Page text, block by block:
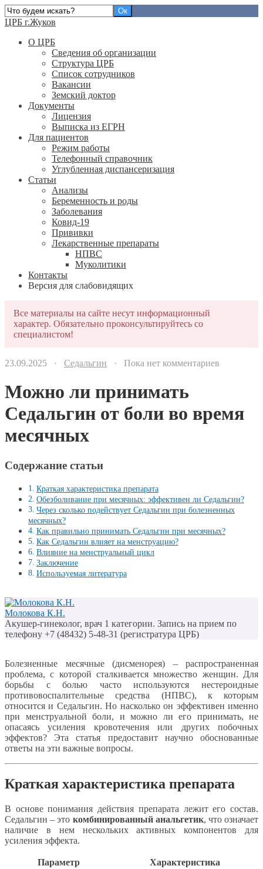
ЦРБ г.Жуков
О ЦРБ
Сведения об организации
Структура ЦРБ
Список сотрудников
Вакансии
Земский доктор
Документы
Лицензия
Выписка из ЕГРН
Для пациентов
Режим работы
Телефонный справочник
Углубленная диспансеризация
Статьи
Анализы
Беременность и роды
Заболевания
Ковид-19
Прививки
Лекарственные препараты
НПВС
Муколитики
Контакты
Версия для слабовидящих
Все материалы на сайте несут информационный
характер. Обязательно проконсультируйтесь со
специалистом!
23.09.2025 · Седальгин · Пока нет комментариев
Можно ли принимать
Седальгин от боли во время
месячных
Содержание статьи
Краткая характеристика препарата
Обезболивание при месячных: эффективен ли Седальгин?
Через сколько подействует Седальгин при болезненных
месячных?
Как правильно принимать Седальгин при месячных?
Как Седальгин влияет на менструацию?
Влияние на менструальный цикл
Заключение
Используемая литература
Молокова К.Н.
Акушер-гинеколог, врач 1 категории. Запись на прием по
телефону +7 (48432) 5-48-31 (регистратура ЦРБ)
Болезненные месячные (дисменорея) – распространенная
проблема, с которой сталкивается множество женщин. Для
борьбы с болью часто используются нестероидные
противовоспалительные средства (НПВС), к которым
относится и Седальгин. Но насколько он эффективен именно
при менструальной боли, и можно ли его принимать, не
опасаясь усиления кровотечения или других побочных
эффектов? Эта статья предоставит научно обоснованные
ответы на эти важные вопросы.
Краткая характеристика препарата
В основе понимания действия препарата лежит его состав.
Седальгин – это комбинированный анальгетик, что означает
наличие в нем нескольких активных компонентов для
усиления эффекта.
Параметр
Характеристика